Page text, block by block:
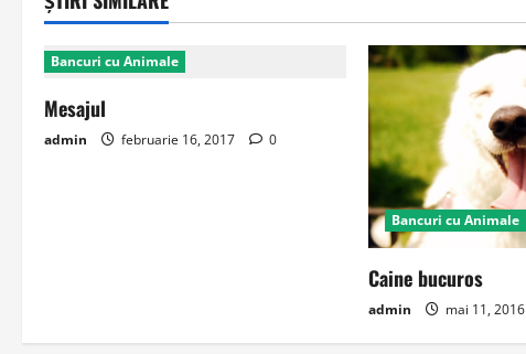
Bancuri cu Animale
Mesajul
admin februarie 16, 2017 0
Bancuri cu Animale
Caine bucuros
admin mai 11, 2016